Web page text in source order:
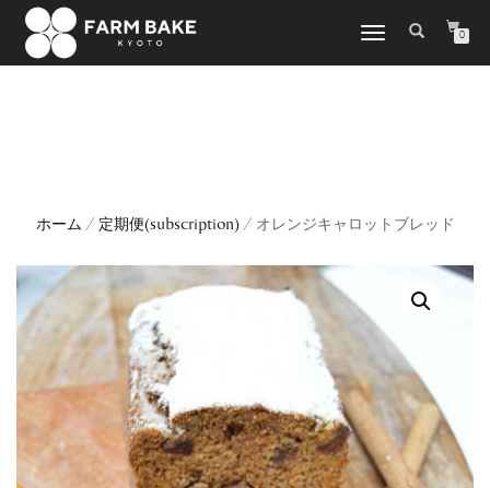
TOGGLE
0
ホーム / 定期便(subscription)/ オレンジキャロットブレッド